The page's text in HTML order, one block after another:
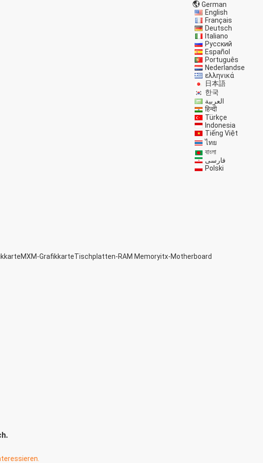
German
English
Français
Deutsch
Italiano
Русский
Español
Português
Nederlandse
ελληνικά
日本語
한국
العربية
हिन्दी
Türkçe
Indonesia
Tiếng Việt
ไทย
বাংলা
فارسی
Polski
MXM-GrafikkarteTischplatten-RAM Memoryitx-Motherboard